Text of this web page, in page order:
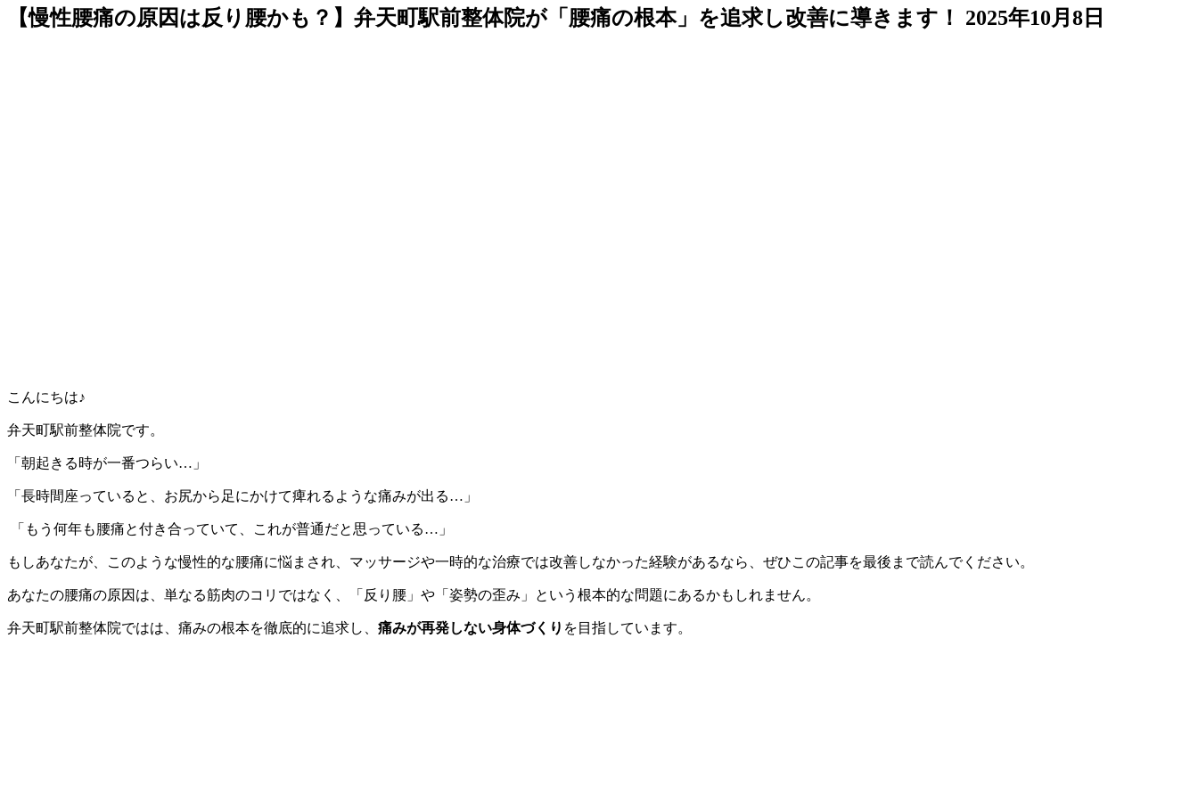
【慢性腰痛の原因は反り腰かも？】弁天町駅前整体院が「腰痛の根本」を追求し改善に導きます！ 2025年10月8日
こんにちは♪
弁天町駅前整体院です。
「朝起きる時が一番つらい…」
「長時間座っていると、お尻から足にかけて痺れるような痛みが出る…」
「もう何年も腰痛と付き合っていて、これが普通だと思っている…」
もしあなたが、このような慢性的な腰痛に悩まされ、マッサージや一時的な治療では改善しなかった経験があるなら、ぜひこの記事を最後まで読んでください。
あなたの腰痛の原因は、単なる筋肉のコリではなく、「反り腰」や「姿勢の歪み」という根本的な問題にあるかもしれません。
弁天町駅前整体院ではは、痛みの根本を徹底的に追求し、 痛みが再発しない身体づくり を目指しています。